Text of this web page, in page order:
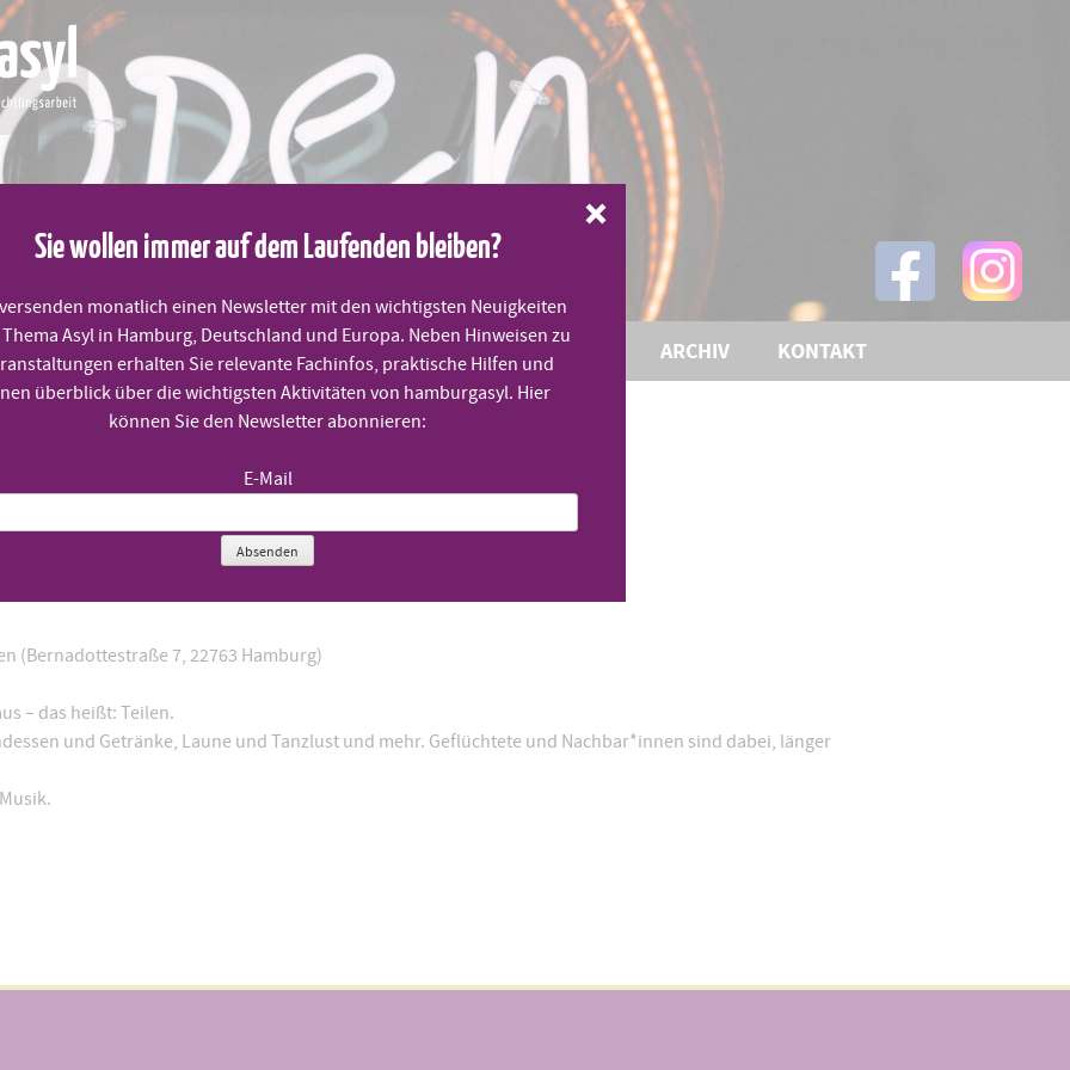
PRAKTISCHE HILFEN TERMINE THEMEN ARCHIV KONTAKT
(Bernadottestraße 7, 22763 Hamburg)
– das heißt: Teilen.
und Getränke, Laune und Tanzlust und mehr. Geflüchtete und Nachbar*innen sind dabei, länger
Sie wollen immer auf dem Laufenden bleiben?
monatlich einen Newsletter mit den wichtigsten Neuigkeiten
Asyl in Hamburg, Deutschland und Europa. Neben Hinweisen zu
erhalten Sie relevante Fachinfos, praktische Hilfen und
überblick über die wichtigsten Aktivitäten von hamburgasyl. Hier
können Sie den Newsletter abonnieren:
E-Mail
Absenden